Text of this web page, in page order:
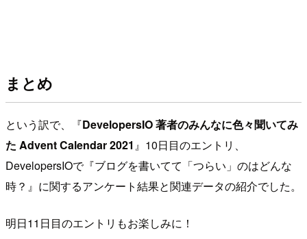
まとめ
という訳で、『DevelopersIO 著者のみんなに色々聞いてみ
た Advent Calendar 2021 』10日目のエントリ、
DevelopersIOで『ブログを書いてて「つらい」のはどんな
時？』に関するアンケート結果と関連データの紹介でした。
明日11日目のエントリもお楽しみに！